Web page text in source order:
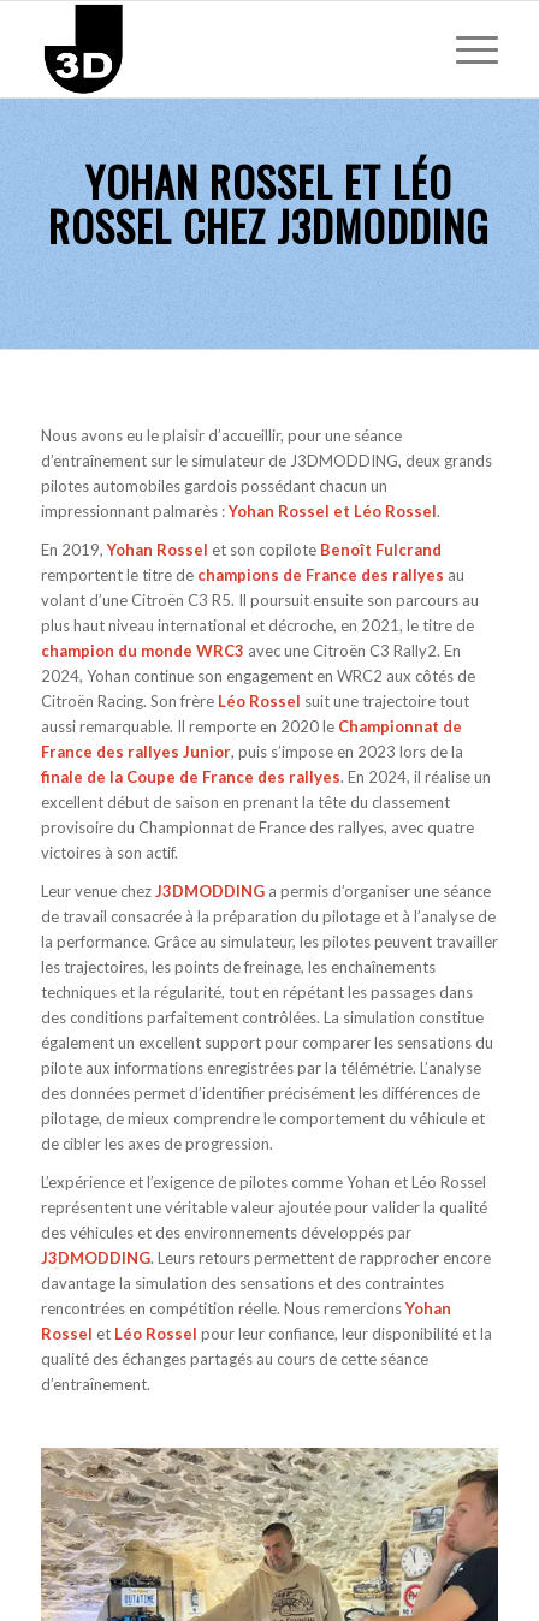
YOHAN ROSSEL ET LÉO
ROSSEL CHEZ J3DMODDING
Nous avons eu le plaisir d’accueillir, pour une séance
d’entraînement sur le simulateur de J3DMODDING, deux grands
pilotes automobiles gardois possédant chacun un
impressionnant palmarès :Yohan Rossel et Léo Rossel.
En 2019,Yohan Rossel et son copilote Benoît Fulcrand
remportent le titre de champions de France des rallyes au
volant d’une Citroën C3 R5. Il poursuit ensuite son parcours au
plus haut niveau international et décroche, en 2021, le titre de
champion du monde WRC3 avec une Citroën C3 Rally2. En
2024, Yohan continue son engagement en WRC2 aux côtés de
Citroën Racing. Son frère Léo Rossel suit une trajectoire tout
aussi remarquable. Il remporte en 2020 le Championnat de
France des rallyes Junior, puis s’impose en 2023 lors de la
finale de la Coupe de France des rallyes. En 2024, il réalise un
excellent début de saison en prenant la tête du classement
provisoire du Championnat de France des rallyes, avec quatre
victoires à son actif.
Leur venue chezJ3DMODDINGa permis d’organiser une séance
de travail consacrée à la préparation du pilotage et à l’analyse de
la performance. Grâce au simulateur, les pilotes peuvent travailler
les trajectoires, les points de freinage, les enchaînements
techniques et la régularité, tout en répétant les passages dans
des conditions parfaitement contrôlées. La simulation constitue
également un excellent support pour comparer les sensations du
pilote aux informations enregistrées par la télémétrie. L’analyse
des données permet d’identifier précisément les différences de
pilotage, de mieux comprendre le comportement du véhicule et
de cibler les axes de progression.
L’expérience et l’exigence de pilotes comme Yohan et Léo Rossel
représentent une véritable valeur ajoutée pour valider la qualité
des véhicules et des environnements développés par
J3DMODDING. Leurs retours permettent de rapprocher encore
davantage la simulation des sensations et des contraintes
rencontrées en compétition réelle. Nous remercionsYohan
Rossel et Léo Rossel pour leur confiance, leur disponibilité et la
qualité des échanges partagés au cours de cette séance
d’entraînement.